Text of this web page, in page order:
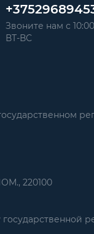
Звоните нам с
ВТ-ВС
220100